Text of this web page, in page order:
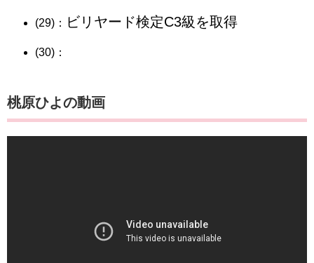
(29)： ビリヤード検定C3級を取得
(30)：
桃原ひよの動画